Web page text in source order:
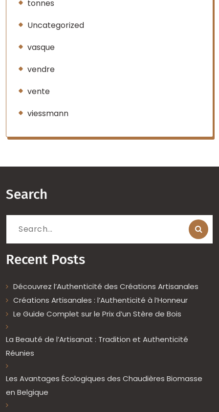
tonnes
Uncategorized
vasque
vendre
vente
viessmann
Search
Search
Recent Posts
Découvrez l’Authenticité des Créations Artisanales
Créations Artisanales : l’Authenticité à l’Honneur
Le Guide Complet sur le Prix d’un Stère de Bois
La Beauté de l’Artisanat : Tradition et Authenticité
Réunies
Les Avantages Écologiques des Chaudières Biomasse
en Belgique